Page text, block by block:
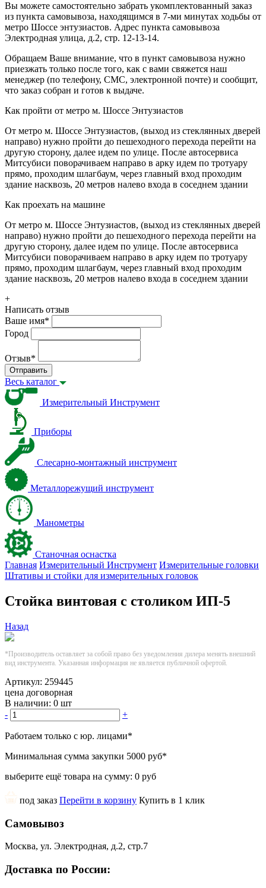
Вы можете самостоятельно забрать укомплектованный заказ
из пункта самовывоза, находящимся в 7-ми минутах ходьбы от
метро Шоссе энтузиастов. Адрес пункта самовывоза
Электродная улица, д.2, стр. 12-13-14.
Обращаем Ваше внимание, что в пункт самовывоза нужно
приезжать только после того, как с вами свяжется наш
менеджер (по телефону, СМС, электронной почте) и сообщит,
что заказ собран и готов к выдаче.
Как пройти от метро м. Шоссе Энтузиастов
От метро м. Шоссе Энтузиастов, (выход из стеклянных дверей
направо) нужно пройти до пешеходного перехода перейти на
другую сторону, далее идем по улице. После автосервиса
Митсубиси поворачиваем направо в арку идем по тротуару
прямо, проходим шлагбаум, через главный вход проходим
здание насквозь, 20 метров налево входа в соседнем здании
Как проехать на машине
От метро м. Шоссе Энтузиастов, (выход из стеклянных дверей
направо) нужно пройти до пешеходного перехода перейти на
другую сторону, далее идем по улице. После автосервиса
Митсубиси поворачиваем направо в арку идем по тротуару
прямо, проходим шлагбаум, через главный вход проходим
здание насквозь, 20 метров налево входа в соседнем здании
+
Написать отзыв
Ваше имя*
Город
Отзыв*
Отправить
Весь каталог
Измерительный Инструмент
Приборы
Слесарно-монтажный инструмент
Металлорежущий инструмент
Манометры
Станочная оснастка
Главная Измерительный Инструмент Измерительные головки
Штативы и стойки для измерительных головок
Стойка винтовая с столиком ИП-5
Назад
*Производитель оставляет за собой право без уведомления дилера менять внешний
вид инструмента. Указанная информация не является публичной офертой.
Артикул: 259445
цена договорная
В наличии: 0 шт
-
+
Работаем только с юр. лицами*
Минимальная сумма закупки 5000 руб*
выберите ещё товара на сумму: 0 руб
под заказ Перейти в корзину Купить в 1 клик
Самовывоз
Москва, ул. Электродная, д.2, стр.7
Доставка по России: